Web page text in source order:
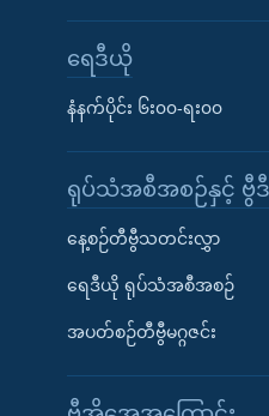
ရေဒီယို
နံနက်ပိုင်း ၆း၀၀-ရး၀၀
ရုပ်သံအစီအစဉ်နှင့် ဗွီဒီ
နေ့စဉ်တီဗွီသတင်းလွှာ
ရေဒီယို ရုပ်သံအစီအစဉ်
အပတ်စဉ်တီဗွီမဂ္ဂဇင်း